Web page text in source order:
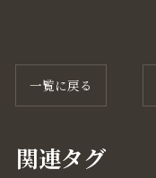
一覧に戻る
関連タグ